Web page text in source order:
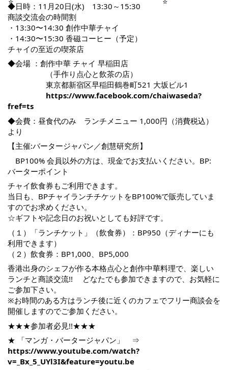
◆日時：11月20日(水) 13:30～15:30
商談交流会の時間割
・13:30〜14:30 創作中華チャイ
・14:30〜15:30 香磁コーヒー（予定）
チャイの至近の喫茶店
◆会場 ：創作中華 チャイ 早稲田店
（手作り点心と飲茶の店）
東京都新宿区早稲田鶴巻町521 大坂ビル1
https://www.facebook.com/chaiwaseda?
fref=ts
◆会費：昼食代のみ ランチメニュー 1,000円（消費税込）
より
【主催:バータージャパン／創慧研究所】
BP100% 会員以外の方は、現金でお支払いください。BP:
バーターポイント
チャイ飲食券もご利用できます。
当日も、BPチャイランチチケットをBP100%で販売していま
すのでお求めください。
☆ギフトや記念日のお祝いとしても好評です。
（１）「ランチケット」（飲食券）：BP950（ディナーにも
利用できます）
（２）飲食券：BP1,000、BP5,000
香港出身のシェフが作る本格点心と創作中華料理で、楽しい
ランチと商談交流!! どなたでも参加できますので、お気軽に
ご参加下さい。
※お時間のある方はランチ後に近くのカフェでフリー商談会を
開催しますのでご参加ください。
★★★参加者必見!!★★★
★ 「マンガ・バータージャパン」 ⇒
https://www.youtube.com/watch?
v=_Bx_5_UYl3I&feature=youtu.be